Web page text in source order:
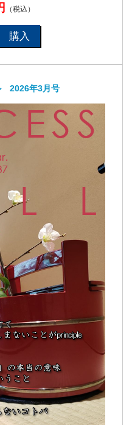
（税込）
購入
2026年3月号